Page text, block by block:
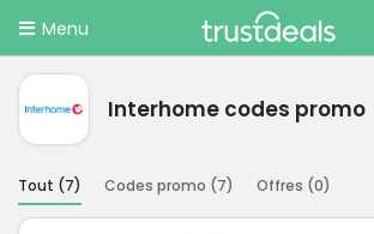
Menu
Interhome codes promo
Tout (7) Codes promo (7) Offres (0)